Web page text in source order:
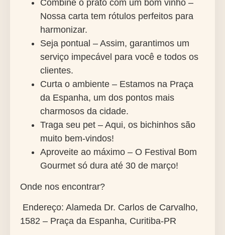
Combine o prato com um bom vinho –
Nossa carta tem rótulos perfeitos para
harmonizar.
Seja pontual – Assim, garantimos um
serviço impecável para você e todos os
clientes.
Curta o ambiente – Estamos na Praça
da Espanha, um dos pontos mais
charmosos da cidade.
Traga seu pet – Aqui, os bichinhos são
muito bem-vindos!
Aproveite ao máximo – O Festival Bom
Gourmet só dura até 30 de março!
Onde nos encontrar?
Endereço: Alameda Dr. Carlos de Carvalho,
1582 – Praça da Espanha, Curitiba-PR